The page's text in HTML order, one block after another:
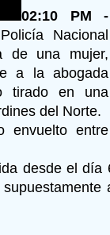
02:10 PM -
Nacional
de una mujer,
a la abogada
tirado en una
del Norte.
envuelto entre
desde el